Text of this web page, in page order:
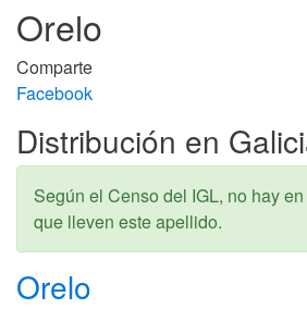
Orelo
Comparte
Facebook
Distribución en
Según el Censo del IGL, no hay
que lleven este apellido.
Orelo